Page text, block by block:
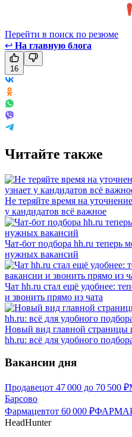
Перейти в поиск по резюме
↩ На главную блога
16
Читайте также
Не теряйте время на
у кандидатов всё важное
Чат-бот подбора hh.ru теперь
нужных вакансий
Чат hh.ru стал ещё удобнее:
и звонить прямо из чата
Новый вид главной страницы
hh.ru: всё для удобного
Вакансии дня
Продавецот 47 000 до 70 500 ₽
Барсово
Фармацевтот 60 000 ₽
HeadHunter